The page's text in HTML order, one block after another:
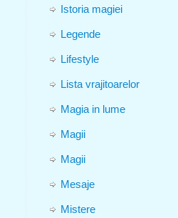
Istoria magiei
Legende
Lifestyle
Lista vrajitoarelor
Magia in lume
Magii
Magii
Mesaje
Mistere